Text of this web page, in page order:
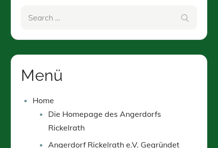
Menü
Home
Die Homepage des Angerdorfs
Rickelrath
Angerdorf Rickelrath e.V. Gegründet